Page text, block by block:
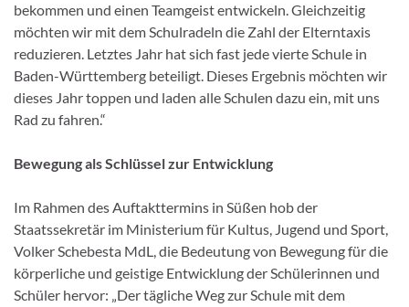
bekommen und einen Teamgeist entwickeln. Gleichzeitig
möchten wir mit dem Schulradeln die Zahl der Elterntaxis
reduzieren. Letztes Jahr hat sich fast jede vierte Schule in
Baden-Württemberg beteiligt. Dieses Ergebnis möchten wir
dieses Jahr toppen und laden alle Schulen dazu ein, mit uns
Rad zu fahren.“
Bewegung als Schlüssel zur Entwicklung
Im Rahmen des Auftakttermins in Süßen hob der
Staatssekretär im Ministerium für Kultus, Jugend und Sport,
Volker Schebesta MdL, die Bedeutung von Bewegung für die
körperliche und geistige Entwicklung der Schülerinnen und
Schüler hervor: „Der tägliche Weg zur Schule mit dem